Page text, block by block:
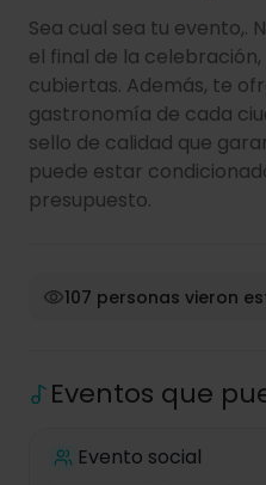
Sea cual sea tu evento,.
el final de la
cubiertas. Además, te
gastronomía de cada
sello de calidad que
puede estar
presupuesto.
107 personas vieron
Eventos que
Evento social